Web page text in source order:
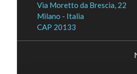
Via Moretto da Brescia, 22
Milano - Italia
CAP 20133